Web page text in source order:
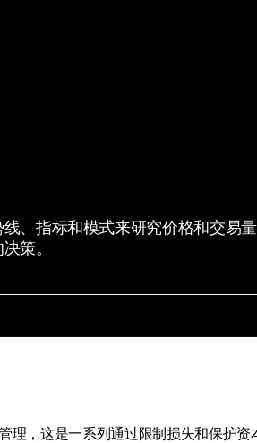
、指标和模式来研究价格和交易
策。
理，这是一系列通过限制损失和保护